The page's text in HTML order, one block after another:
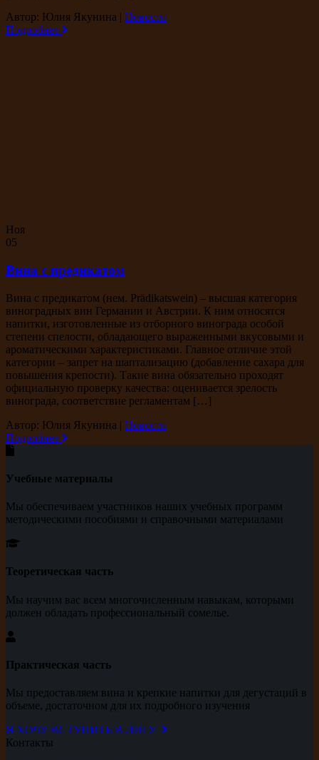
Автор: Юлия Якунина | Новости
Подробнее
Ноя
05
Вина с предикатом
Вина с предикатом (нем. Prädikatswein) – высшая категория
виноградных вин Германии и Австрии. К ним относятся
напитки, изготовленные из отборного винограда особой
степени спелости, обладающего выраженными вкусовыми и
ароматическими характеристиками. Главное отличие этой
категории – запрет на шаптализацию (добавление сахара для
повышения крепости). Такие вина обязательно проходят
официальную проверку качества: оценивается зрелость
винограда, соответствие регламентам […]
Автор: Юлия Якунина | Новости
Подробнее
Учебные материалы
Мы обеспечиваем участников наших учебных программ
методическими пособиями и справочными материалами
Теоретическая часть
Мы научим вас всем многочисленным навыкам, которыми
должен обладать профессиональный сомелье.
Практическая часть
Мы предоставляем вина и крепкие напитки для дегустаций в
объеме, достаточном для их подробного изучения
Я ХОЧУ ВСТУПИТЬ В ЛИГУ
Контакты